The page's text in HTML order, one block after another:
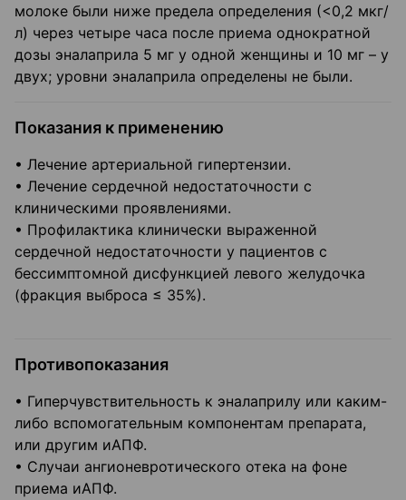
молоке были ниже предела определения (<0,2 мкг/
л) через четыре часа после приема однократной
дозы эналаприла 5 мг у одной женщины и 10 мг – у
двух; уровни эналаприла определены не были.
Показания к применению
• Лечение артериальной гипертензии.
• Лечение сердечной недостаточности с
клиническими проявлениями.
• Профилактика клинически выраженной
сердечной недостаточности у пациентов с
бессимптомной дисфункцией левого желудочка
(фракция выброса ≤ 35%).
Противопоказания
• Гиперчувствительность к эналаприлу или каким-
либо вспомогательным компонентам препарата,
или другим иАПФ.
• Случаи ангионевротического отека на фоне
приема иАПФ.